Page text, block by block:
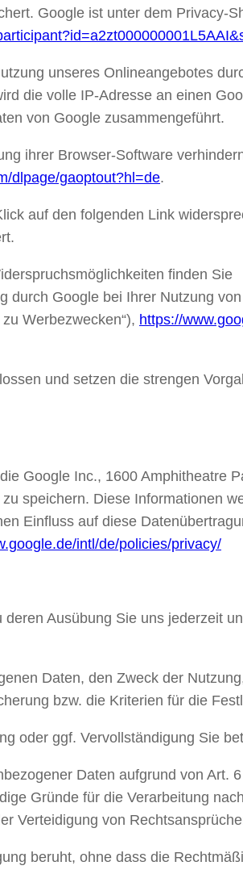
Google ist unter dem Privacy-
unseres Onlineangebotes
die volle IP-Adresse an einen
von Google zusammengeführt.
ihrer Browser-Software
dlpage/gaoptout?hl=de.
auf den folgenden Link
finden Sie
durch Google bei Ihrer Nutzung
Werbezwecken“), https://
und setzen die strengen
Google Inc., 1600 Amphitheatre
speichern. Diese Informationen
Einfluss auf diese
intl/de/policies/privacy/
Ausübung Sie uns jederzeit
Daten, den Zweck der
bzw. die Kriterien für die
oder ggf. Vervollständigung Sie
Daten aufgrund von Art.
Gründe für die Verarbeitung
Verteidigung von
beruht, ohne dass die